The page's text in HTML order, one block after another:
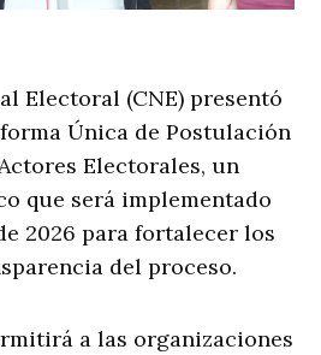
Electoral (CNE) presentó
Única de Postulación
Electorales, un
que será implementado
2026 para fortalecer los
del proceso.
a las organizaciones